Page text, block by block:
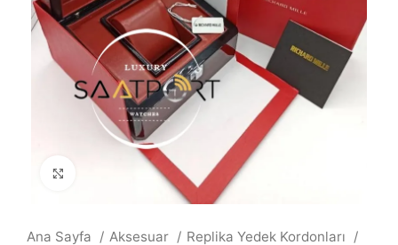
Büyütmek için tıklayın
Ana Sayfa Aksesuar
Replika Yedek Kordonları